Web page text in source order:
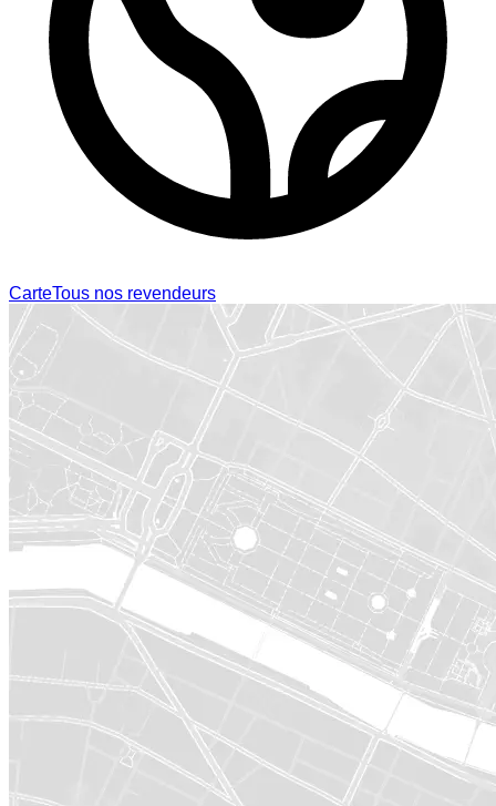
CarteTous nos revendeurs